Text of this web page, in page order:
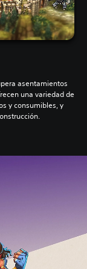
asentamientos
una variedad de
y consumibles, y